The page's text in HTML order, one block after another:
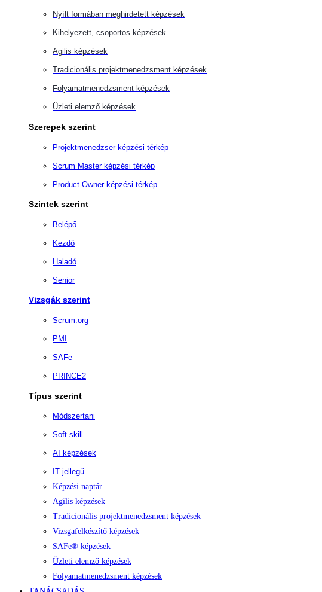
Nyílt formában meghirdetett képzések
Kihelyezett, csoportos képzések
Agilis képzések
Tradicionális projektmenedzsment képzések
Folyamatmenedzsment képzések
Üzleti elemző képzések
Szerepek szerint
Projektmenedzser képzési térkép
Scrum Master képzési térkép
Product Owner képzési térkép
Szintek szerint
Belépő
Kezdő
Haladó
Senior
Vizsgák szerint
Scrum.org
PMI
SAFe
PRINCE2
Típus szerint
Módszertani
Soft skill
AI képzések
IT jellegű
Képzési naptár
Agilis képzések
Tradicionális projektmenedzsment képzések
Vizsgafelkészítő képzések
SAFe® képzések
Üzleti elemző képzések
Folyamatmenedzsment képzések